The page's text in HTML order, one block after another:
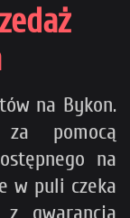
na Bykon.
pomocą
na
w puli czeka
gwarancją